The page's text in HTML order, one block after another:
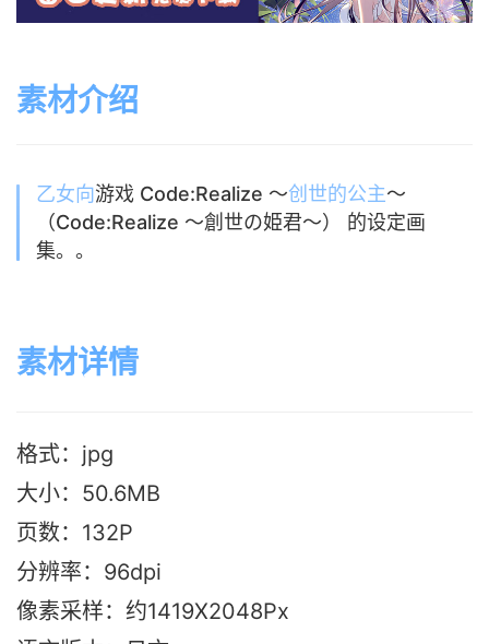
素材介绍
乙女向游戏 Code:Realize ～创世的公主～
（Code:Realize ～創世の姫君～） 的设定画
集。。
素材详情
格式：jpg
大小：50.6MB
页数：132P
分辨率：96dpi
像素采样：约1419X2048Px